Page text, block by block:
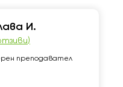
И.
)
преподавател